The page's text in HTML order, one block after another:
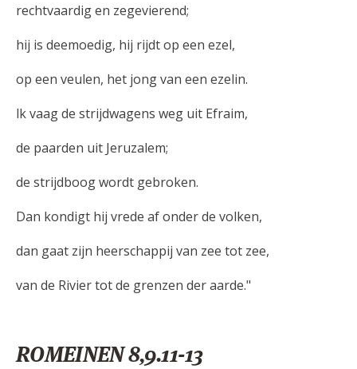
rechtvaardig en zegevierend;
hij is deemoedig, hij rijdt op een ezel,
op een veulen, het jong van een ezelin.
lk vaag de strijdwagens weg uit Efraim,
de paarden uit Jeruzalem;
de strijdboog wordt gebroken.
Dan kondigt hij vrede af onder de volken,
dan gaat zijn heerschappij van zee tot zee,
van de Rivier tot de grenzen der aarde."
ROMEINEN 8,9.11-13